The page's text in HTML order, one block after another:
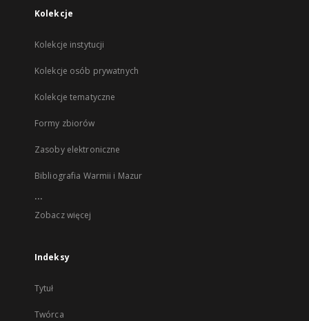
Kolekcje
Kolekcje instytucji
Kolekcje osób prywatnych
Kolekcje tematyczne
Formy zbiorów
Zasoby elektroniczne
Bibliografia Warmii i Mazur
...
Zobacz więcej
Indeksy
Tytuł
Twórca